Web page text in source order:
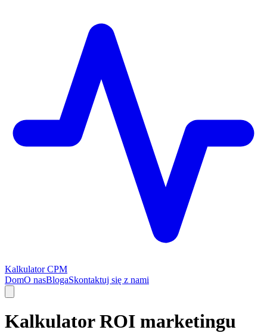
Kalkulator CPM
DomO nasBlogaSkontaktuj się z nami
Kalkulator ROI marketingu